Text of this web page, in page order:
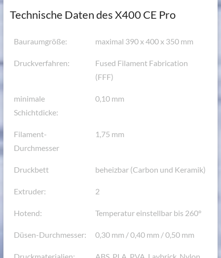
Technische Daten des X400 CE Pro
Bauraumgröße: maximal 390 x 400 x 350 mm
Druckverfahren:
Fused Filament Fabrication
(FFF)
minimale
Schichtdicke:
0,10 mm
Filament-
Durchmesser
1,75 mm
Druckbett beheizbar (Carbon und Keramik)
Extruder: 2
Hotend: Temperatur einstellbar bis 260°
Düsen-Durchmesser: 0,30 mm / 0,40 mm / 0,50 mm